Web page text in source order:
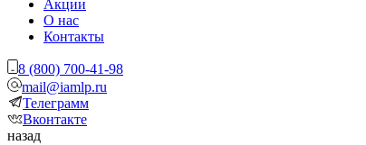
Акции
О нас
Контакты
8 (800) 700-41-98
mail@iamlp.ru
Телеграмм
Вконтакте
назад